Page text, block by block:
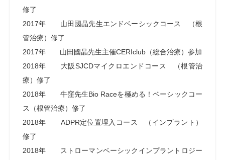
修了
2017年 山田國晶先生エンドベーシックコース （根
管治療）修了
2017年 山田國晶先生主催CERIclub（総合治療）参加
2018年 大阪SJCDマイクロエンドコース （根管治
療）修了
2018年 牛窪先生Bio Raceを極める！ベーシックコー
ス（根管治療）修了
2018年 ADPR定位置埋入コース （インプラント）
修了
2018年 ストローマンベーシックインプラントロジー